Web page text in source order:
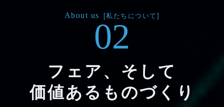
About us [私たちについて]
02
フェア、そして
価値あるものづくり